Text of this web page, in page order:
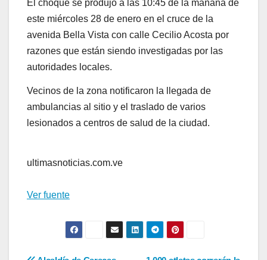
El choque se produjo a las 10:45 de la mañana de
este miércoles 28 de enero en el cruce de la
avenida Bella Vista con calle Cecilio Acosta por
razones que están siendo investigadas por las
autoridades locales.
Vecinos de la zona notificaron la llegada de
ambulancias al sitio y el traslado de varios
lesionados a centros de salud de la ciudad.
ultimasnoticias.com.ve
Ver fuente